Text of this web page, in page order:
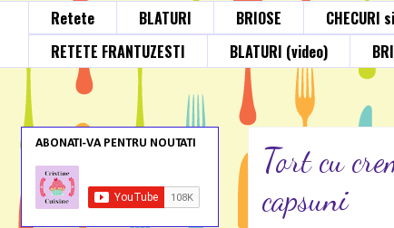
Retete BLATURI BRIOSE CHECURI
RETETE FRANTUZESTI
BLATURI (video)
Tort cu
capsuni
ABONATI-VA PENTRU NOUTATI